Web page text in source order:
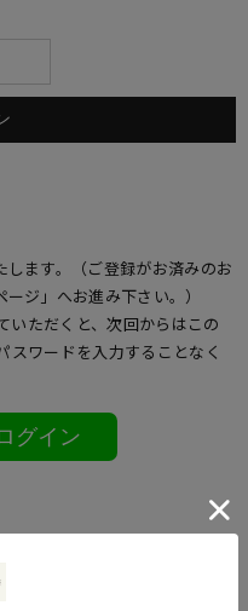
ます。（ご登録がお済みのお
ジ」へお進み下さい。）
いただくと、次回からはこの
スワードを入力することなく
グイン
くと便利にお買い物ができる